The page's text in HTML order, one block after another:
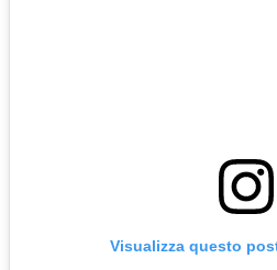
Visualizza questo